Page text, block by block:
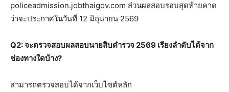
policeadmission.jobthaigov.com ส่วนผลสอบรอบสุดท้ายคาด
ว่าจะประกาศในวันที่ 12 มิถุนายน 2569
Q2: จะตรวจสอบผลสอบนายสิบตำรวจ 2569 เรียงลำดับได้จาก
ช่องทางใดบ้าง?
สามารถตรวจสอบได้จากเว็บไซต์หลัก